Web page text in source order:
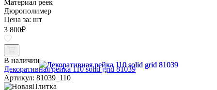
Материал реек
Дюрополимер
Цена за: шт
3 800₽
В наличии
Декоративная рейка 110 solid grid 81039
Артикул: 81039_110